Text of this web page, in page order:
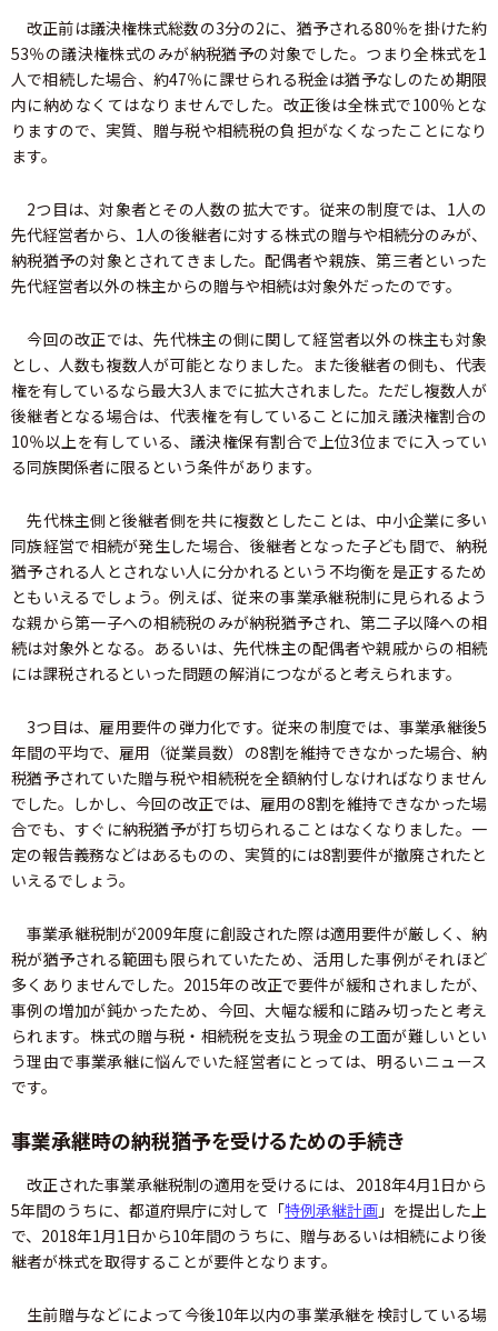
改正前は議決権株式総数の3分の2に、猶予される80％を掛けた約
53％の議決権株式のみが納税猶予の対象でした。つまり全株式を1
人で相続した場合、約47％に課せられる税金は猶予なしのため期限
内に納めなくてはなりませんでした。改正後は全株式で100％とな
りますので、実質、贈与税や相続税の負担がなくなったことになり
ます。
2つ目は、対象者とその人数の拡大です。従来の制度では、1人の
先代経営者から、1人の後継者に対する株式の贈与や相続分のみが、
納税猶予の対象とされてきました。配偶者や親族、第三者といった
先代経営者以外の株主からの贈与や相続は対象外だったのです。
今回の改正では、先代株主の側に関して経営者以外の株主も対象
とし、人数も複数人が可能となりました。また後継者の側も、代表
権を有しているなら最大3人までに拡大されました。ただし複数人が
後継者となる場合は、代表権を有していることに加え議決権割合の
10％以上を有している、議決権保有割合で上位3位までに入ってい
る同族関係者に限るという条件があります。
先代株主側と後継者側を共に複数としたことは、中小企業に多い
同族経営で相続が発生した場合、後継者となった子ども間で、納税
猶予される人とされない人に分かれるという不均衡を是正するため
ともいえるでしょう。例えば、従来の事業承継税制に見られるよう
な親から第一子への相続税のみが納税猶予され、第二子以降への相
続は対象外となる。あるいは、先代株主の配偶者や親戚からの相続
には課税されるといった問題の解消につながると考えられます。
3つ目は、雇用要件の弾力化です。従来の制度では、事業承継後5
年間の平均で、雇用（従業員数）の8割を維持できなかった場合、納
税猶予されていた贈与税や相続税を全額納付しなければなりません
でした。しかし、今回の改正では、雇用の8割を維持できなかった場
合でも、すぐに納税猶予が打ち切られることはなくなりました。一
定の報告義務などはあるものの、実質的には8割要件が撤廃されたと
いえるでしょう。
事業承継税制が2009年度に創設された際は適用要件が厳しく、納
税が猶予される範囲も限られていたため、活用した事例がそれほど
多くありませんでした。2015年の改正で要件が緩和されましたが、
事例の増加が鈍かったため、今回、大幅な緩和に踏み切ったと考え
られます。株式の贈与税・相続税を支払う現金の工面が難しいとい
う理由で事業承継に悩んでいた経営者にとっては、明るいニュース
です。
事業承継時の納税猶予を受けるための手続き
改正された事業承継税制の適用を受けるには、2018年4月1日から
5年間のうちに、都道府県庁に対して「特例承継計画 」を提出した上
で、2018年1月1日から10年間のうちに、贈与あるいは相続により後
継者が株式を取得することが要件となります。
生前贈与などによって今後10年以内の事業承継を検討している場